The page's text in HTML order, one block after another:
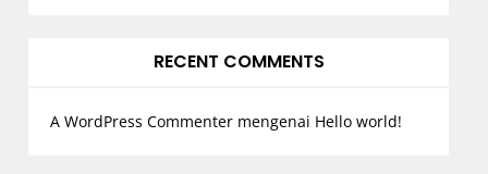
RECENT COMMENTS
A WordPress Commentermengenai Hello world!